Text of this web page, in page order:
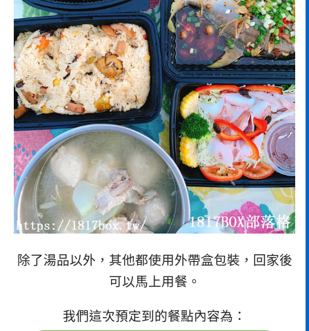
除了湯品以外，其他都使用外帶盒包裝，回家後
可以馬上用餐。
我們這次預定到的餐點內容為：